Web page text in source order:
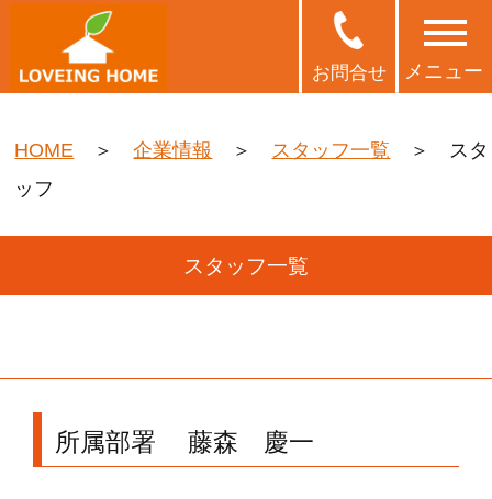
toggle
メニュー
お問合せ
HOME ＞企業情報 ＞ スタッフ一覧 ＞ スタ
ッフ
スタッフ一覧
所属部署 藤森 慶一